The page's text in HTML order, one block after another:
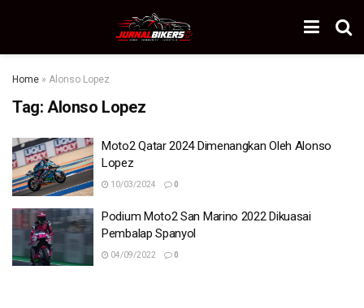
Home » Alonso Lopez
Tag: Alonso Lopez
Moto2 Qatar 2024 Dimenangkan Oleh Alonso
Lopez
10/03/2024 0
Podium Moto2 San Marino 2022 Dikuasai
Pembalap Spanyol
04/09/2022 0